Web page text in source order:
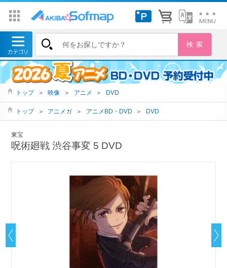
トップ ＞ 映像 ＞ アニメ ＞ DVD
トップ ＞ アニメガ ＞ アニメBD・DVD ＞ DVD
東宝
呪術廻戦 渋谷事変 5 DVD